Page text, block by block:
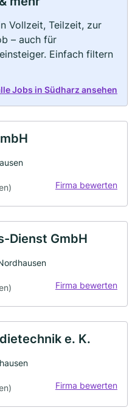
Vollzeit, Teilzeit, zur
– auch für
Einfach filtern
Jobs in Südharz ansehen
Firma bewerten
Dienst GmbH
Firma bewerten
e. K.
Firma bewerten